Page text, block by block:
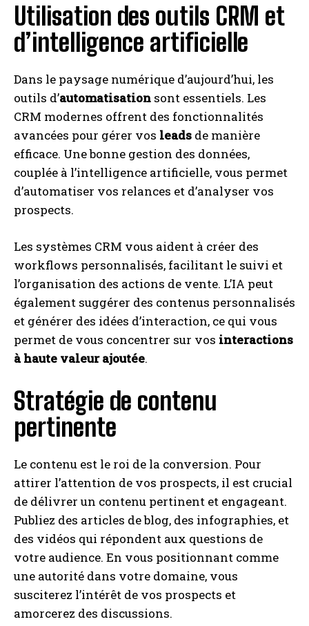
Utilisation des outils CRM et
d’intelligence artificielle
Dans le paysage numérique d’aujourd’hui, les
outils d’automatisation sont essentiels. Les
CRM modernes offrent des fonctionnalités
avancées pour gérer vos leads de manière
efficace. Une bonne gestion des données,
couplée à l’intelligence artificielle, vous permet
d’automatiser vos relances et d’analyser vos
prospects.
Les systèmes CRM vous aident à créer des
workflows personnalisés, facilitant le suivi et
l’organisation des actions de vente. L’IA peut
également suggérer des contenus personnalisés
et générer des idées d’interaction, ce qui vous
permet de vous concentrer sur vos interactions
à haute valeur ajoutée.
Stratégie de contenu
pertinente
Le contenu est le roi de la conversion. Pour
attirer l’attention de vos prospects, il est crucial
de délivrer un contenu pertinent et engageant.
Publiez des articles de blog, des infographies, et
des vidéos qui répondent aux questions de
votre audience. En vous positionnant comme
une autorité dans votre domaine, vous
susciterez l’intérêt de vos prospects et
amorcerez des discussions.